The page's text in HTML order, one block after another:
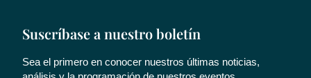
Suscríbase a nuestro boletín
Sea el primero en conocer nuestros últimas noticias,